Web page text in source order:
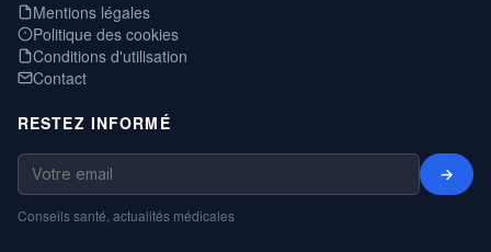
Mentions légales
Politique des cookies
Conditions d'utilisation
Contact
RESTEZ INFORMÉ
→
Conseils santé, actualités médicales